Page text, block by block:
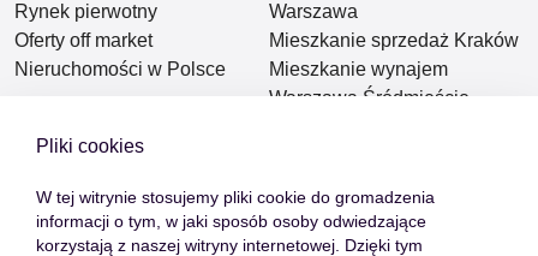
Rynek pierwotny
Oferty off market
Nieruchomości w Polsce
Warszawa
Mieszkanie sprzedaż Kraków
Mieszkanie wynajem
Warszawa Śródmieście
Warszawa Ochota
Mieszkanie wynajem
Pliki cookies
W tej witrynie stosujemy pliki cookie do gromadzenia
informacji o tym, w jaki sposób osoby odwiedzające
korzystają z naszej witryny internetowej. Dzięki tym